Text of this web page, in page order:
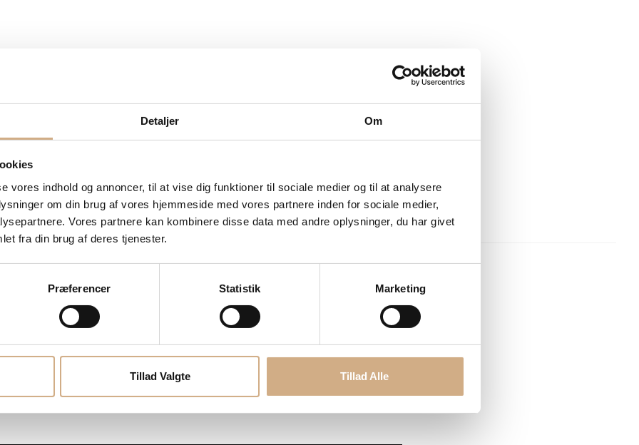
Detaljer Om
vores indhold og annoncer, til at vise dig funktioner til sociale medier og til at analysere
om din brug af vores hjemmeside med vores partnere inden for sociale medier,
Vores partnere kan kombinere disse data med andre oplysninger, du har givet
fra din brug af deres tjenester.
Præferencer Statistik Marketing
Tillad Valgte Tillad Alle
konkurrencer
kokkelandshold, har vundet flotte præmier med WORLD´S BEST PAN.
grillpander, gryder, trykkoger og meget mere –
induktions bund De kan bruges i ovnen optil 240 °C.
gør at panderne er ekstrem nemme at rengøre